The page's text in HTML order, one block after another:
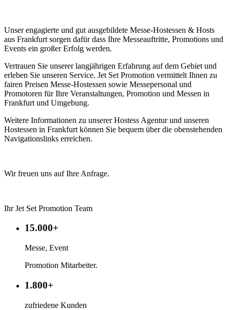
Unser engagierte und gut ausgebildete Messe-Hostessen & Hosts
aus Frankfurt sorgen dafür dass Ihre Messeauftritte, Promotions und
Events ein großer Erfolg werden.
Vertrauen Sie unserer langjährigen Erfahrung auf dem Gebiet und
erleben Sie unseren Service. Jet Set Promotion vermittelt Ihnen zu
fairen Preisen Messe-Hostessen sowie Messepersonal und
Promotoren für Ihre Veranstaltungen, Promotion und Messen in
Frankfurt und Umgebung.
Weitere Informationen zu unserer Hostess Agentur und unseren
Hostessen in Frankfurt können Sie bequem über die obenstehenden
Navigationslinks erreichen.
Wir freuen uns auf Ihre Anfrage.
Ihr Jet Set Promotion Team
15.000+
Messe, Event
Promotion Mitarbeiter.
1.800+
zufriedene Kunden